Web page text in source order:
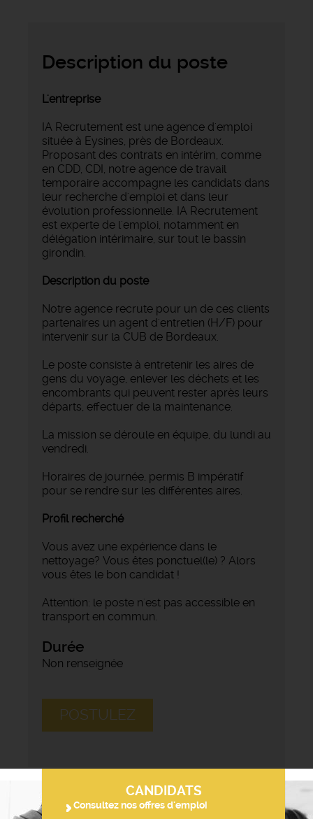
Description du poste
L'entreprise
IA Recrutement est une agence d'emploi
située à Eysines, près de Bordeaux.
Proposant des contrats en intérim, comme
en CDD, CDI, notre agence de travail
temporaire accompagne les candidats dans
leur recherche d'emploi et dans leur
évolution professionnelle. IA Recrutement
est experte de l'emploi, notamment en
délégation intérimaire, sur tout le bassin
girondin.
Description du poste
Notre agence recrute pour un de ces clients
partenaires un agent d'entretien (H/F) pour
intervenir sur la CUB de Bordeaux.
Le poste consiste à entretenir les aires de
gens du voyage, enlever les déchets et les
encombrants qui peuvent rester après leurs
départs, effectuer de la maintenance.
La mission se déroule en équipe, du lundi au
vendredi.
Horaires de journée, permis B impératif
pour se rendre sur les différentes aires.
Profil recherché
Vous avez une expérience dans le
nettoyage? Vous êtes ponctuel(le) ? Alors
vous êtes le bon candidat !
Attention: le poste n'est pas accessible en
transport en commun.
Durée
Non renseignée
POSTULEZ
CANDIDATS
Consultez nos offres d'emploi